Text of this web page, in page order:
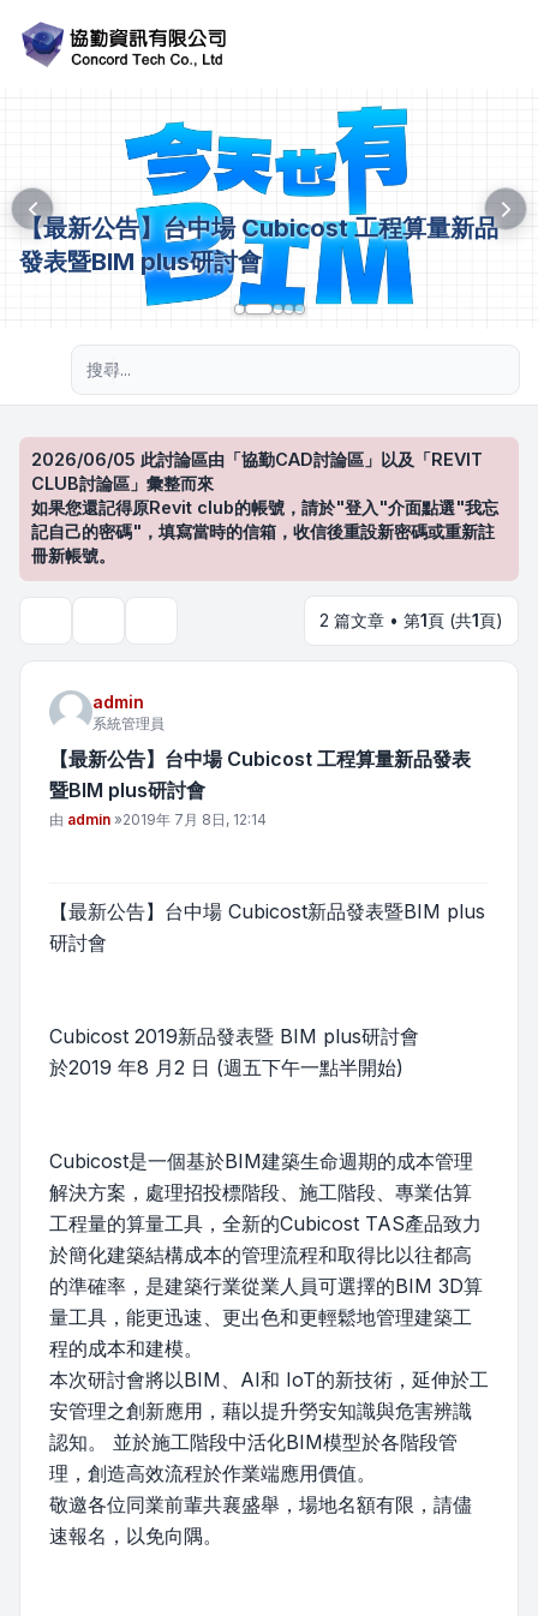
【最新公告】台中場 Cubicost 工程算量新品
發表暨BIM plus研討會
2026/06/05 此討論區由「協勤CAD討論區」以及「REVIT
CLUB討論區」彙整而來
如果您還記得原Revit club的帳號，請於"登入"介面點選"我忘
記自己的密碼"，填寫當時的信箱，收信後重設新密碼或重新註
冊新帳號。
2 篇文章 • 第1頁 (共1頁)
admin
系統管理員
【最新公告】台中場 Cubicost 工程算量新品發表
暨BIM plus研討會
文章
由 admin »2019年 7月 8日, 12:14
【最新公告】台中場 Cubicost新品發表暨BIM plus
研討會
Cubicost 2019新品發表暨 BIM plus研討會
於2019 年8 月2 日 (週五下午一點半開始)
Cubicost是一個基於BIM建築生命週期的成本管理
解決方案，處理招投標階段、施工階段、專業估算
工程量的算量工具，全新的Cubicost TAS產品致力
於簡化建築結構成本的管理流程和取得比以往都高
的準確率，是建築行業從業人員可選擇的BIM 3D算
量工具，能更迅速、更出色和更輕鬆地管理建築工
程的成本和建模。
本次研討會將以BIM、AI和 IoT的新技術，延伸於工
安管理之創新應用，藉以提升勞安知識與危害辨識
認知。 並於施工階段中活化BIM模型於各階段管
理，創造高效流程於作業端應用價值。
敬邀各位同業前輩共襄盛舉，場地名額有限，請儘
速報名，以免向隅。